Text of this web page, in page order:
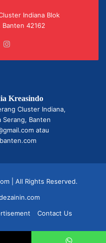
Indiana Blok
Banten 42162
YouTube
Kreasindo
Cluster Indiana,
Serang, Banten
atau
| All Rights Reserved.
Contact Us